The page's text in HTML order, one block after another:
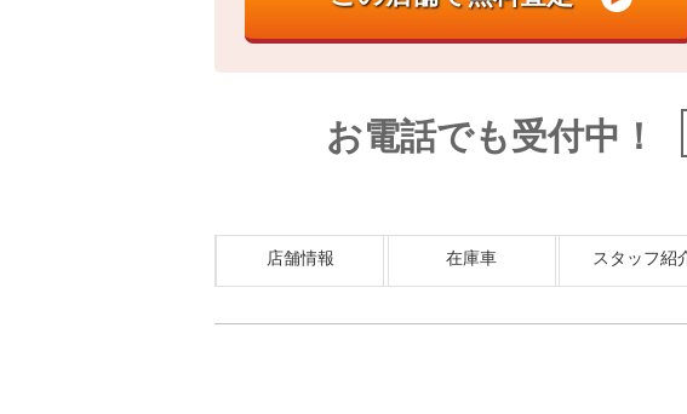
お電話でも受付中！
店舗情報 在庫車 スタッフ紹